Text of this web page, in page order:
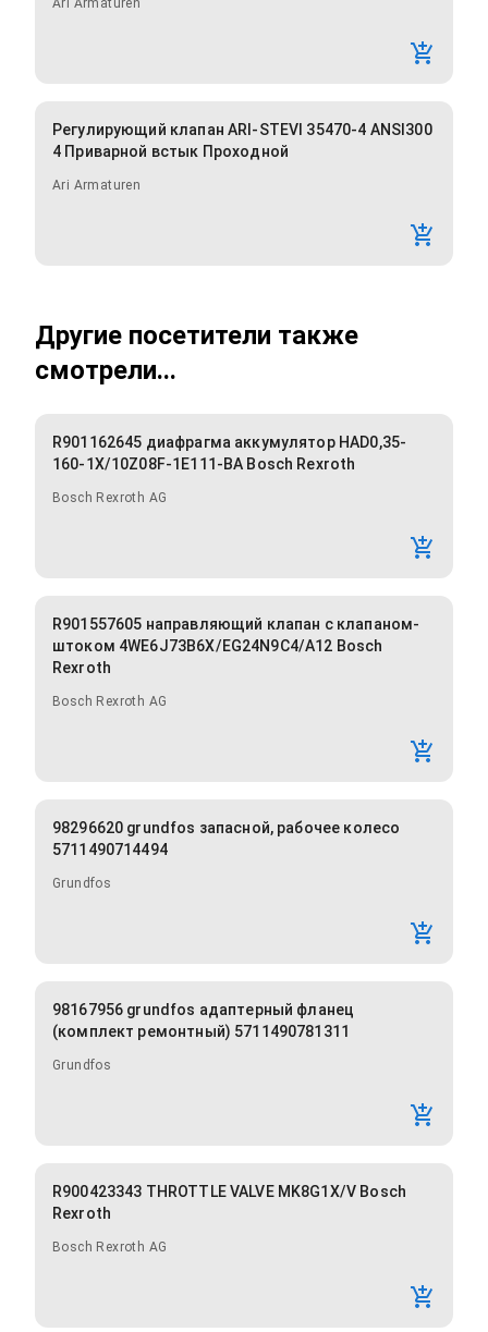
Ari Armaturen
Регулирующий клапан ARI-STEVI 35470-4 ANSI300
4 Приварной встык Проходной
Ari Armaturen
Другие посетители также
смотрели...
R901162645 диафрагма аккумулятор HAD0,35-
160-1X/10Z08F-1E111-BA Bosch Rexroth
Bosch Rexroth AG
R901557605 направляющий клапан с клапаном-
штоком 4WE6J73B6X/EG24N9C4/A12 Bosch
Rexroth
Bosch Rexroth AG
98296620 grundfos запасной, рабочее колесо
5711490714494
Grundfos
98167956 grundfos адаптерный фланец
(комплект ремонтный) 5711490781311
Grundfos
R900423343 THROTTLE VALVE MK8G1X/V Bosch
Rexroth
Bosch Rexroth AG